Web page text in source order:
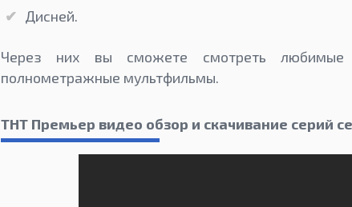
Дисней.
Через них вы сможете смотреть любимые
полнометражные мультфильмы.
ТНТ Премьер видео обзор и скачивание серий